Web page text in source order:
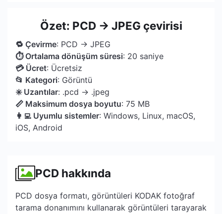
Özet: PCD → JPEG çevirisi
🔁 Çevirme: PCD → JPEG
⏱ Ortalama dönüşüm süresi: 20 saniye
💳 Ücret: Ücretsiz
📂 Kategori: Görüntü
✳️ Uzantılar: .pcd → .jpeg
📏 Maksimum dosya boyutu: 75 MB
👩‍💻 Uyumlu sistemler: Windows, Linux, macOS,
iOS, Android
PCD hakkında
PCD dosya formatı, görüntüleri KODAK fotoğraf
tarama donanımını kullanarak görüntüleri tarayarak